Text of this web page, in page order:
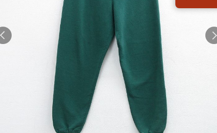
Search by Hotword 今週のHOTワード（7/29〜8/4）
Tシャツ USA製 ミリタリー スターウォーズ
ラルフローレン 大きいサイズ 7
Search by Brandブランドから探す